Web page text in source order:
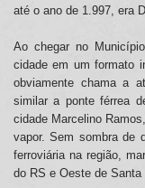
até o ano de 1.997, era
Ao chegar no
cidade em um formato
obviamente chama a
similar a ponte férrea
cidade Marcelino
vapor. Sem sombra de
ferroviária na região,
do RS e Oeste de Santa